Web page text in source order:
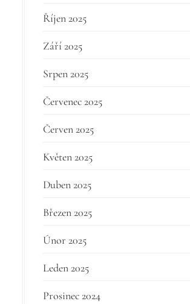
Říjen 2025
Září 2025
Srpen 2025
Červenec 2025
Červen 2025
Květen 2025
Duben 2025
Březen 2025
Únor 2025
Leden 2025
Prosinec 2024